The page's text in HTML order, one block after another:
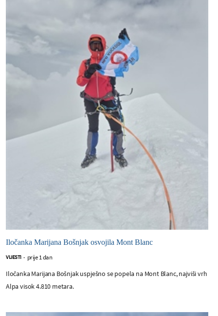
Iločanka Marijana Bošnjak osvojila Mont Blanc
VIJESTI - prije 1 dan
Iločanka Marijana Bošnjak uspješno se popela na Mont Blanc, najviši vrh
Alpa visok 4.810 metara.